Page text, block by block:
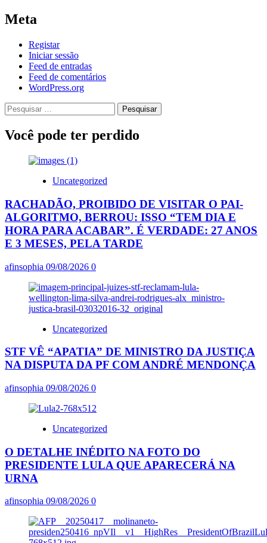
Meta
Registar
Iniciar sessão
Feed de entradas
Feed de comentários
WordPress.org
Pesquisar
por:
Você pode ter perdido
Uncategorized
RACHADÃO, PROIBIDO DE VISITAR O PAI-
ALGORITMO, BERROU: ISSO “TEM DIA E
HORA PARA ACABAR”. É VERDADE: 27 ANOS
E 3 MESES, PELA TARDE
afinsophia 09/08/2026 0
Uncategorized
STF VÊ “APATIA” DE MINISTRO DA JUSTIÇA
NA DISPUTA DA PF COM ANDRÉ MENDONÇA
afinsophia 09/08/2026 0
Uncategorized
O DETALHE INÉDITO NA FOTO DO
PRESIDENTE LULA QUE APARECERÁ NA
URNA
afinsophia 09/08/2026 0